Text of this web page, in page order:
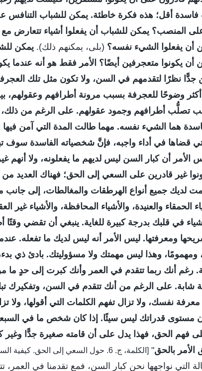
أقل؛ هذه فكرة خاطئة. يمكن للشباب التنافس
المنصب؟ يمكن للشباب أن يفعلوا أشياء تتعارض مع
أن يفعلوا الشيء نفسه؟ (بلى، يمكنهم ذلك). يمكن
أن يكونوا متعجرفين أيضًا؟ الأمر فقط هو أنه عندما
جدًّا نظرًا لتقدمهم في السن، ولا تكون مثل تلك
وضوحًا للعجرفة بسبب مرونة أطرافهم وعقولهم،
تصلُّب أطرافهم وجمود عقولهم. على الرغم من
هما الشيء نفسه. مهما طالت المدة التي آمن فيها
قضاها في أداء واجبه، فإنَّ شخصياته الفاسدة
الأمر أن كبار السن ليس لديهم ما يفعلونه، ولا أنهم
غير قادرين على السعي إلى الحق؛ فهناك العديد من
لديك جميع أنواع الهرطقات والمغالطات، إلى جانب
الحمقاء والعنيدة، والأشياء المحافظة، والأشياء غير
في قلبك بدرجة كبيرة للغاية. ينبغي أن تقضي
ومعرفتها. ليس الأمر أنه ليس لديك ما تفعله.
ومهمومًا، وهذا ليس مهمتك ولا مسؤوليتك. بادئ ذي
رغم أنك ربما تتقدم في العمر وأنك كبرت إلى حدٍ ما
شابة. على الرغم من أنك تتقدم في السن، وتفكيرك
نفسك، ولا تزال تفهم الكلمات التي أقولها، ولا
قدراتك ليس سيئًا. إذا كان شخص ما في
فهم الحق، فهذا يدل على أن قامته صغيرة جدًّا وغير
الأمر بالحق" [الكلمة، ج. 6. حول السعي إلى الحق. كيفية السعي إلى الحق (3)]
التي نواجهها نحن كبار السن، فمع تقدمنا في العمر،